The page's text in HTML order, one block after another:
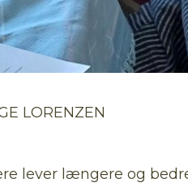
LORENZEN
lever længere og